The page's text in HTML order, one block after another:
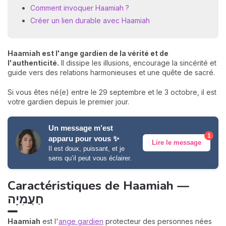
Comment invoquer Haamiah ?
Créer un lien durable avec Haamiah
Haamiah est l'ange gardien de la vérité et de
l'authenticité. Il dissipe les illusions, encourage la sincérité et
guide vers des relations harmonieuses et une quête de sacré.
Si vous êtes né(e) entre le 29 septembre et le 3 octobre, il est
votre gardien depuis le premier jour.
Un message m’est
apparu pour vous ✨
Il est doux, puissant, et je
sens qu’il peut vous éclairer.
Lire le message
1
Caractéristiques de Haamiah —
חַעֲמִיָה
Haamiah est l'ange gardien protecteur des personnes nées